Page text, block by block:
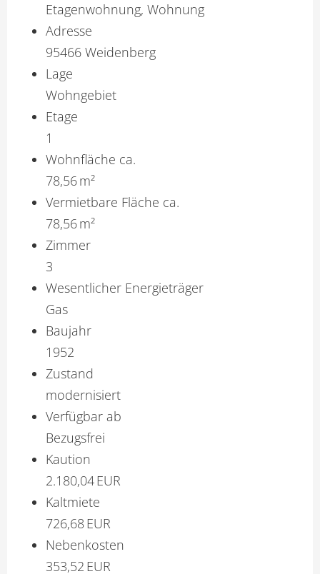
Etagenwohnung, Wohnung
Adresse
95466 Weidenberg
Lage
Wohngebiet
Etage
1
Wohnfläche ca.
78,56 m²
Vermietbare Fläche ca.
78,56 m²
Zimmer
3
Wesentlicher Energieträger
Gas
Baujahr
1952
Zustand
modernisiert
Verfügbar ab
Bezugsfrei
Kaution
2.180,04 EUR
Kaltmiete
726,68 EUR
Nebenkosten
353,52 EUR